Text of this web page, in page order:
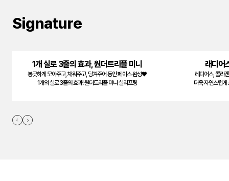
Signature
1개 실로 3줄의 효과, 원더트리플 미니
봉긋하게 모아주고, 채워주고, 당겨주어 동안 페이스 완성♥
1개의 실로 3줄의 효과! 원더트리플 미니 실리프팅
래디어
레디어스, 콜라
더욱 자연스럽게